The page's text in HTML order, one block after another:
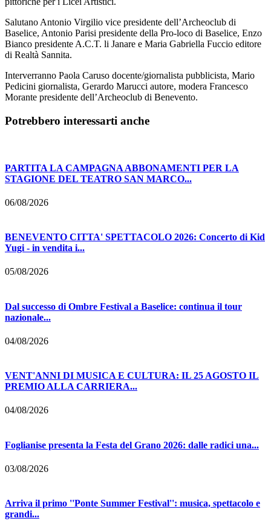
Salutano Antonio Virgilio vice presidente dell’Archeoclub di
Baselice, Antonio Parisi presidente della Pro-loco di Baselice, Enzo
Bianco presidente A.C.T. li Janare e Maria Gabriella Fuccio editore
di Realtà Sannita.
Interverranno Paola Caruso docente/giornalista pubblicista, Mario
Pedicini giornalista, Gerardo Marucci autore, modera Francesco
Morante presidente dell’Archeoclub di Benevento.
Potrebbero interessarti anche
PARTITA LA CAMPAGNA ABBONAMENTI PER LA
STAGIONE DEL TEATRO SAN MARCO...
06/08/2026
BENEVENTO CITTA' SPETTACOLO 2026: Concerto di Kid
Yugi - in vendita i...
05/08/2026
Dal successo di Ombre Festival a Baselice: continua il tour
nazionale...
04/08/2026
VENT'ANNI DI MUSICA E CULTURA: IL 25 AGOSTO IL
PREMIO ALLA CARRIERA...
04/08/2026
Foglianise presenta la Festa del Grano 2026: dalle radici una...
03/08/2026
Arriva il primo ''Ponte Summer Festival'': musica, spettacolo e
grandi...